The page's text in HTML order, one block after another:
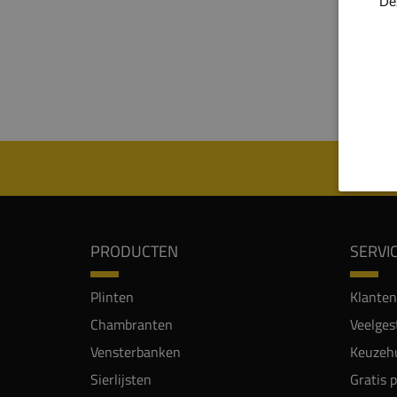
de
PRODUCTEN
Plinten
Chambranten
Vensterbanken
Sierlijsten
Gratis